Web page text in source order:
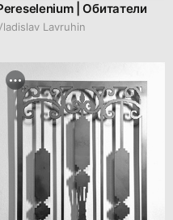
| Обитатели
Lavruhin